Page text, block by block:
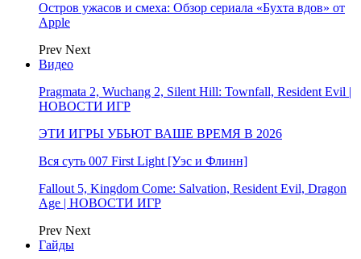
Остров ужасов и смеха: Обзор сериала «Бухта вдов» от
Apple
Prev Next
Видео
Pragmata 2, Wuchang 2, Silent Hill: Townfall, Resident Evil |
НОВОСТИ ИГР
ЭТИ ИГРЫ УБЬЮТ ВАШЕ ВРЕМЯ В 2026
Вся суть 007 First Light [Уэс и Флинн]
Fallout 5, Kingdom Come: Salvation, Resident Evil, Dragon
Age | НОВОСТИ ИГР
Prev Next
Гайды